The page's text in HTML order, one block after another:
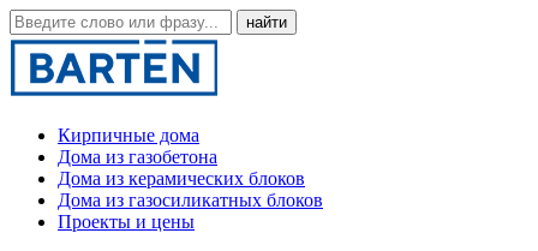
Кирпичные дома
Дома из газобетона
Дома из керамических блоков
Дома из газосиликатных блоков
Проекты и цены